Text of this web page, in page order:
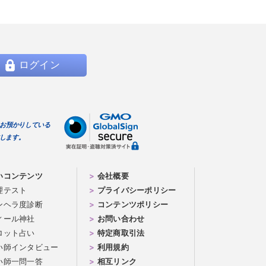
ログイン
預かりしている
ます。
コンテンツ
テスト
ヘラ度診断
ール神社
ット占い
師インタビュー
師一問一答
会社概要
プライバシーポリシー
コンテンツポリシー
お問い合わせ
特定商取引法
利用規約
相互リンク